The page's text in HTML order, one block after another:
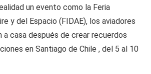
un evento como la Feria
y del Espacio (FIDAE), los aviadores
a casa después de crear recuerdos
en Santiago de Chile , del 5 al 10